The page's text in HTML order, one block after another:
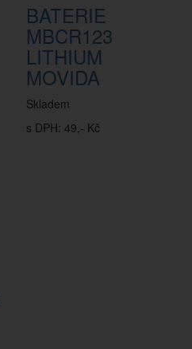
BATERIE
MBCR123
LITHIUM
MOVIDA
Skladem
s DPH: 49,- Kč